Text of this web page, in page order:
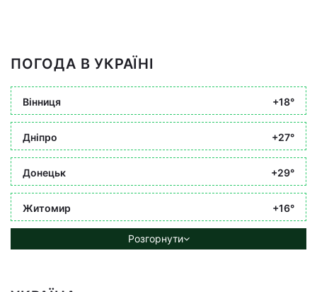
ПОГОДА В УКРАЇНІ
Вінниця +18°
Дніпро +27°
Донецьк +29°
Житомир +16°
Розгорнути